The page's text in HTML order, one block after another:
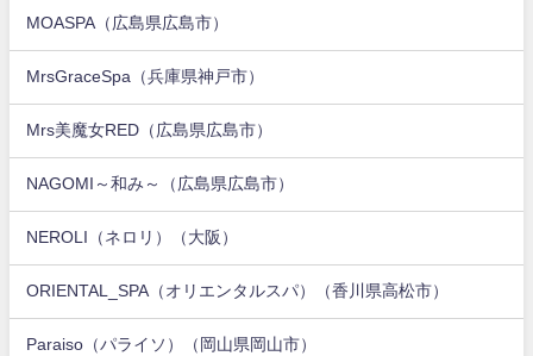
MOASPA（広島県広島市）
MrsGraceSpa（兵庫県神戸市）
Mrs美魔女RED（広島県広島市）
NAGOMI～和み～（広島県広島市）
NEROLI（ネロリ）（大阪）
ORIENTAL_SPA（オリエンタルスパ）（香川県高松市）
Paraiso（パライソ）（岡山県岡山市）